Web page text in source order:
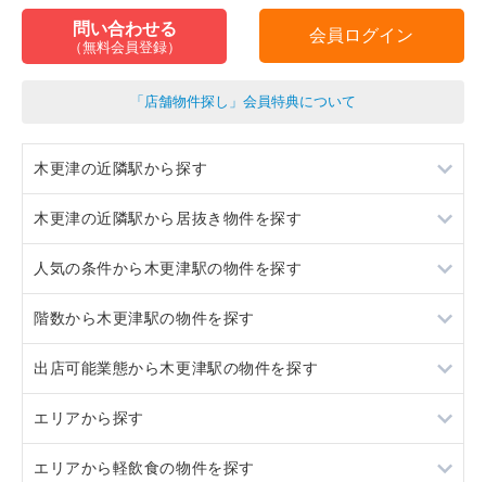
問い合わせる
（無料会員登録）
会員ログイン
「店舗物件探し」会員特典について
木更津の近隣駅から探す
祇園
君津
木更津の近隣駅から居抜き物件を探す
祇園
君津
人気の条件から木更津駅の物件を探す
スケルトン
看板取り付け可
階数から木更津駅の物件を探す
1階
2階
3階以上
出店可能業態から木更津駅の物件を探す
重飲食
軽飲食
エリアから探す
東京23区
エリアから軽飲食の物件を探す